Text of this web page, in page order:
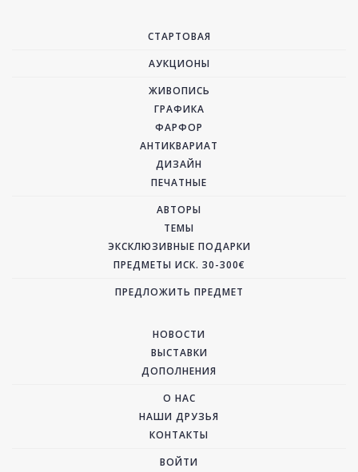
СТАРТОВАЯ
АУКЦИОНЫ
ЖИВОПИСЬ
ГРАФИКА
ФАРФОР
АНТИКВАРИАТ
ДИЗАЙН
ПЕЧАТНЫЕ
АВТОРЫ
ТЕМЫ
ЭКСКЛЮЗИВНЫЕ ПОДАРКИ
ПРЕДМЕТЫ ИСК. 30-300€
ПРЕДЛОЖИТЬ ПРЕДМЕТ
НОВОСТИ
ВЫСТАВКИ
ДОПОЛНЕНИЯ
О НАС
НАШИ ДРУЗЬЯ
КОНТАКТЫ
ВОЙТИ